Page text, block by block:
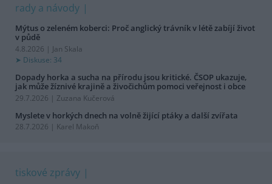
rady a návody
Mýtus o zeleném koberci: Proč anglický trávník v létě zabíjí život
v půdě
4.8.2026 | Jan Skala
Diskuse: 34
Dopady horka a sucha na přírodu jsou kritické. ČSOP ukazuje,
jak může žíznivé krajině a živočichům pomoci veřejnost i obce
29.7.2026 | Zuzana Kučerová
Myslete v horkých dnech na volně žijící ptáky a další zvířata
28.7.2026 | Karel Makoň
tiskové zprávy